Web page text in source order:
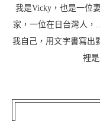
我是Vicky，也是一位
家，一位在日台灣人，
我自己，用文字書寫出
裡